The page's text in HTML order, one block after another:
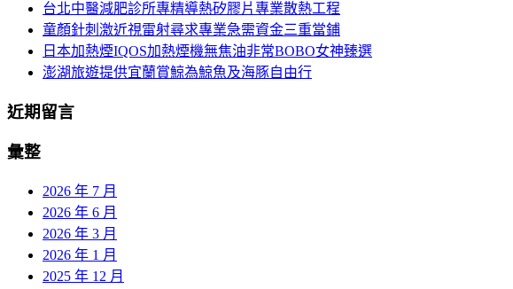
台北中醫減肥診所專精導熱矽膠片專業散熱工程
童顏針刺激近視雷射尋求專業急需資金三重當鋪
日本加熱煙IQOS加熱煙機無焦油非常BOBO女神臻選
澎湖旅遊提供宜蘭賞鯨為鯨魚及海豚自由行
近期留言
彙整
2026 年 7 月
2026 年 6 月
2026 年 3 月
2026 年 1 月
2025 年 12 月